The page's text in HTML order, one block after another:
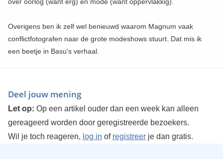
Overigens ben ik zelf wel benieuwd waarom Magnum vaak
conflictfotografen naar de grote modeshows stuurt. Dat mis ik
een beetje in Basu's verhaal.
Deel jouw mening
Let op: Op een artikel ouder dan een week kan alleen
gereageerd worden door geregistreerde bezoekers.
Wil je toch reageren, log in of registreerje dan gratis.